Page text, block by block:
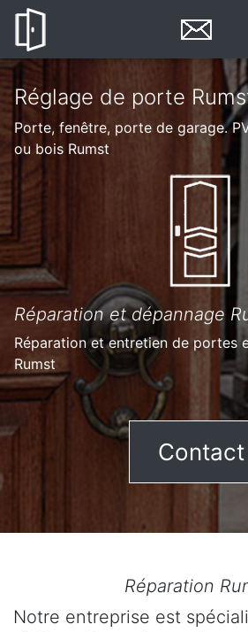
Réglage de porte
Porte, fenêtre, porte de garage.
ou bois Rumst
Réparation et dépannage
Réparation et entretien de portes
Rumst
Contact
Réparation
Notre entreprise est